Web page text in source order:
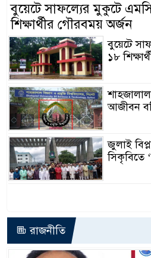
বুয়েটে সাফল্যের মুকুটে
শিক্ষার্থীর গৌরবময় অর্জন
বুয়েটে
১৮
শাহজালাল
আজীবন
জুলাই
সিকৃবিতে
রাজনীতি